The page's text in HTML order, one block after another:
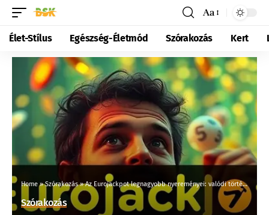
Aa
Élet-Stílus Egészség-Életmód Szórakozás Kert
Home»Szórakozás»Az Eurojackpot legnagyobb nyereményei: valódi történetek, rekordok és szerencsés minták
Szórakozás